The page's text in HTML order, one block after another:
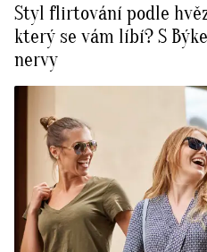
Styl flirtování podle
který se vám líbí? S
nervy